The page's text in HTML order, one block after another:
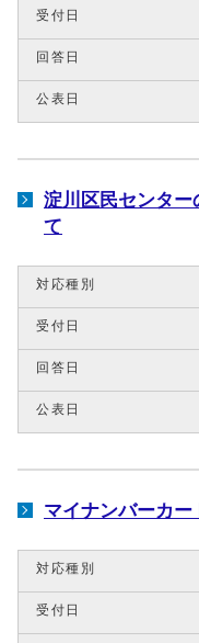
受付日
回答日
公表日
淀川区民センタ
て
対応種別
受付日
回答日
公表日
マイナンバーカ
対応種別
受付日